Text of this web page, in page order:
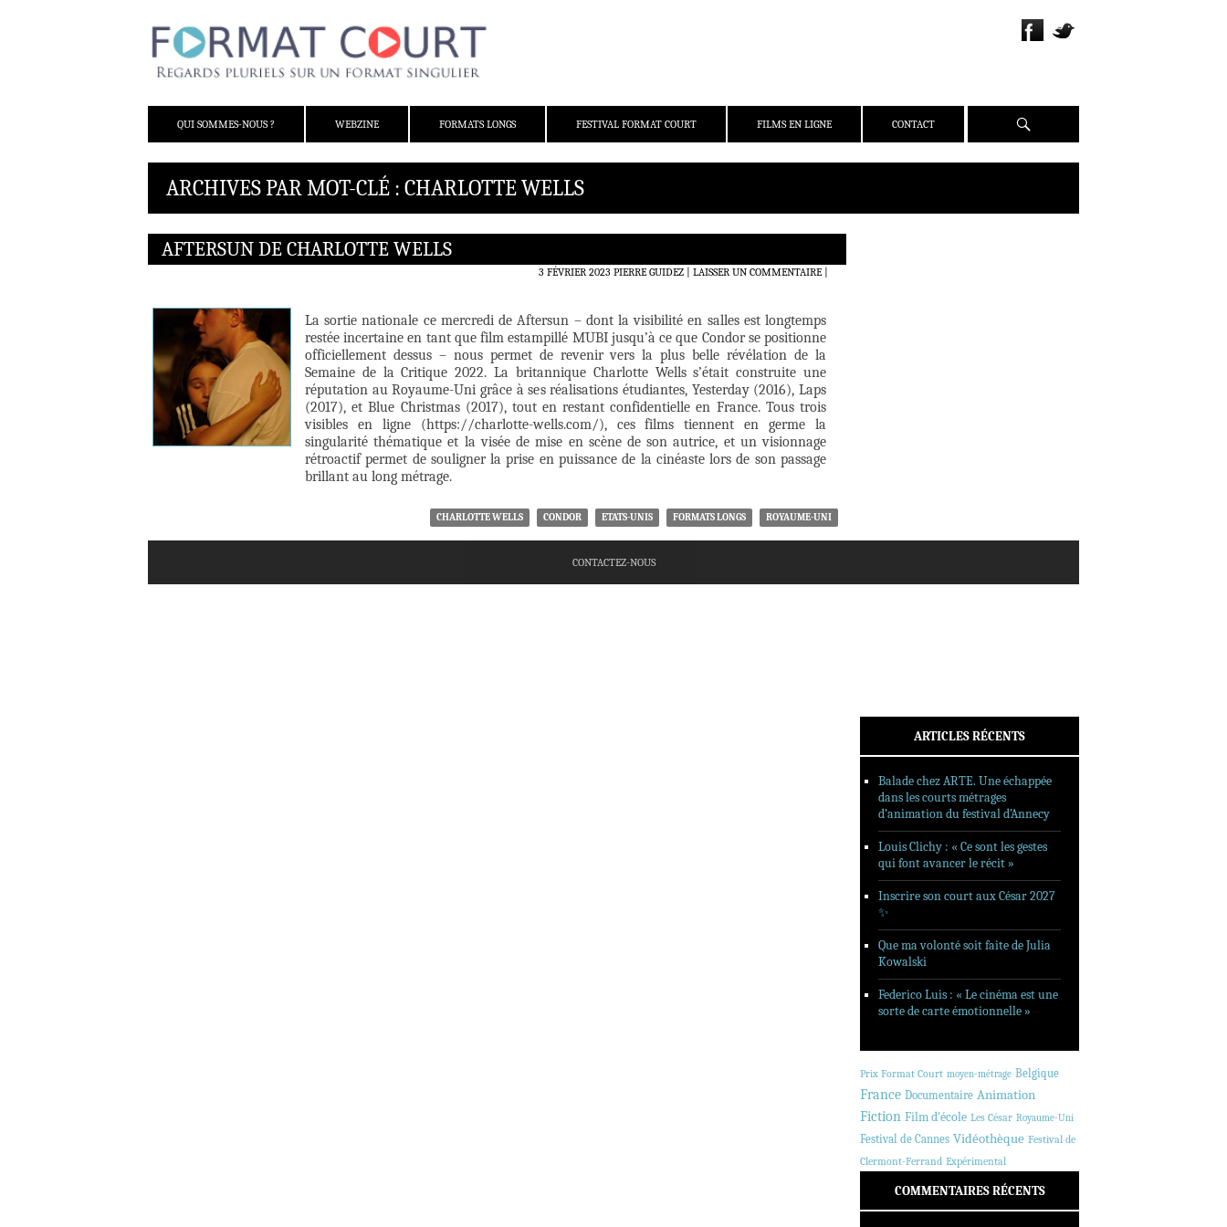
QUI SOMMES-NOUS ?
WEBZINE FORMATS LONGS FESTIVAL FORMAT COURT FILMS EN LIGNE CONTACT Recherche
ARCHIVES PAR MOT-CLÉ : CHARLOTTE WELLS
AFTERSUN DE CHARLOTTE WELLS
3 FÉVRIER 2023 PIERRE GUIDEZ LAISSER UN COMMENTAIRE|
La sortie nationale ce mercredi de Aftersun – dont la visibilité en salles est longtemps
restée incertaine en tant que film estampillé MUBI jusqu’à ce que Condor se positionne
officiellement dessus – nous permet de revenir vers la plus belle révélation de la
Semaine de la Critique 2022. La britannique Charlotte Wells s’était construite une
réputation au Royaume-Uni grâce à ses réalisations étudiantes, Yesterday (2016), Laps
(2017), et Blue Christmas (2017), tout en restant confidentielle en France. Tous trois
visibles en ligne (https://charlotte-wells.com/), ces films tiennent en germe la
singularité thématique et la visée de mise en scène de son autrice, et un visionnage
rétroactif permet de souligner la prise en puissance de la cinéaste lors de son passage
brillant au long métrage.
CHARLOTTE WELLS CONDOR ETATS-UNIS FORMATS LONGS ROYAUME-UNI
ARTICLES RÉCENTS
Balade chez ARTE. Une échappée
dans les courts métrages
d’animation du festival d’Annecy
Louis Clichy : « Ce sont les gestes
qui font avancer le récit »
Inscrire son court aux César 2027
✨
Que ma volonté soit faite de Julia
Kowalski
Federico Luis : « Le cinéma est une
sorte de carte émotionnelle »
Prix Format Court moyen-métrage Belgique
France Documentaire Animation
Fiction Film d'école Les César Royaume-Uni
Festival de Cannes Vidéothèque Festival de
Clermont-Ferrand Expérimental
COMMENTAIRES RÉCENTS
CONTACTEZ-NOUS